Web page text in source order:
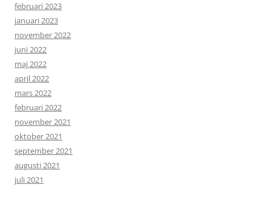
februari 2023
januari 2023
november 2022
juni 2022
maj 2022
april 2022
mars 2022
februari 2022
november 2021
oktober 2021
september 2021
augusti 2021
juli 2021